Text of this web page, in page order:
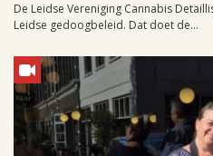
De Leidse Vereniging Cannabis
Leidse gedoogbeleid. Dat doet de...